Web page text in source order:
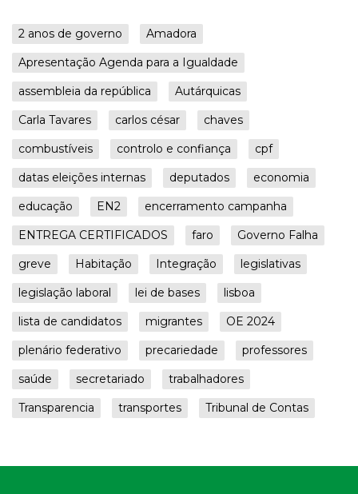
2 anos de governo
Amadora
Apresentação Agenda para a Igualdade
assembleia da república
Autárquicas
Carla Tavares
carlos césar
chaves
combustíveis
controlo e confiança
cpf
datas eleições internas
deputados
economia
educação
EN2
encerramento campanha
ENTREGA CERTIFICADOS
faro
Governo Falha
greve
Habitação Integração
legislativas
legislação laboral
lei de bases
lisboa
lista de candidatos
migrantes
OE 2024
plenário federativo
precariedade
professores
saúde
secretariado
trabalhadores
Transparencia
transportes Tribunal de Contas